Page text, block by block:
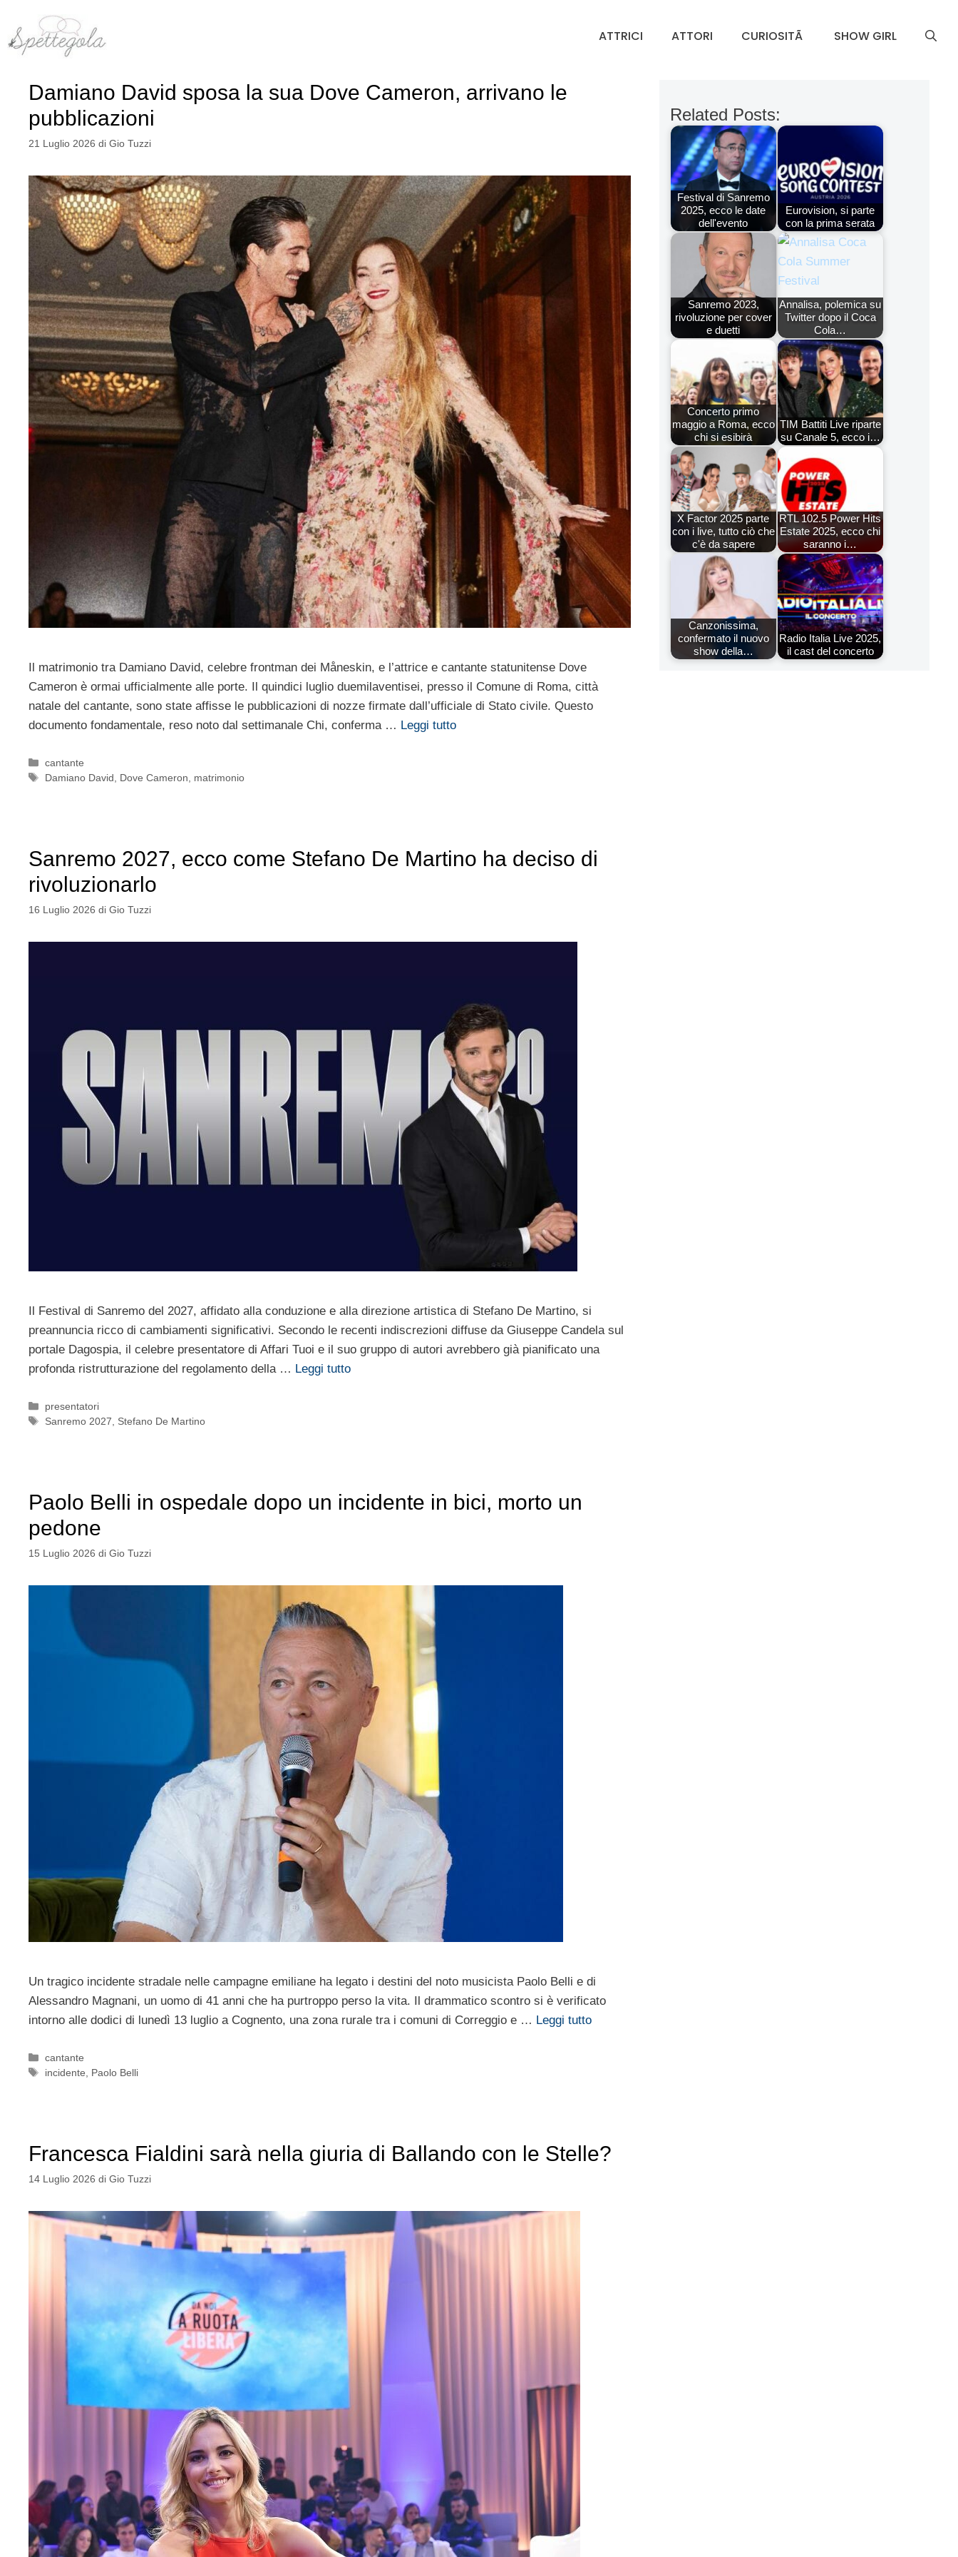
contenuto
ATTRICI ATTORI CURIOSITÃ SHOW GIRL
Damiano David sposa la sua Dove Cameron, arrivano le
pubblicazioni
21 Luglio 2026 di Gio Tuzzi
Il matrimonio tra Damiano David, celebre frontman dei Måneskin, e l’attrice e cantante statunitense Dove
Cameron è ormai ufficialmente alle porte. Il quindici luglio duemilaventisei, presso il Comune di Roma, città
natale del cantante, sono state affisse le pubblicazioni di nozze firmate dall’ufficiale di Stato civile. Questo
documento fondamentale, reso noto dal settimanale Chi, conferma … Leggi tutto
Categorie
cantante
Tag
Damiano David Dove Cameron matrimonio
Sanremo 2027, ecco come Stefano De Martino ha deciso di
rivoluzionarlo
16 Luglio 2026 di Gio Tuzzi
Il Festival di Sanremo del 2027, affidato alla conduzione e alla direzione artistica di Stefano De Martino, si
preannuncia ricco di cambiamenti significativi. Secondo le recenti indiscrezioni diffuse da Giuseppe Candela sul
portale Dagospia, il celebre presentatore di Affari Tuoi e il suo gruppo di autori avrebbero già pianificato una
profonda ristrutturazione del regolamento della … Leggi tutto
Categorie
presentatori
Tag
Sanremo 2027 Stefano De Martino
Paolo Belli in ospedale dopo un incidente in bici, morto un
pedone
15 Luglio 2026 di Gio Tuzzi
Un tragico incidente stradale nelle campagne emiliane ha legato i destini del noto musicista Paolo Belli e di
Alessandro Magnani, un uomo di 41 anni che ha purtroppo perso la vita. Il drammatico scontro si è verificato
intorno alle dodici di lunedì 13 luglio a Cognento, una zona rurale tra i comuni di Correggio e … Leggi tutto
Categorie
cantante
Tag
incidente Paolo Belli
Francesca Fialdini sarà nella giuria di Ballando con le Stelle?
14 Luglio 2026 di Gio Tuzzi
Related Posts:
Festival di Sanremo
2025, ecco le date
dell'evento
Eurovision, si parte
con la prima serata
Sanremo 2023,
rivoluzione per cover
e duetti
Annalisa, polemica su
Twitter dopo il Coca
Cola…
Concerto primo
maggio a Roma, ecco
chi si esibirà
TIM Battiti Live riparte
su Canale 5, ecco i…
X Factor 2025 parte
con i live, tutto ciò che
c'è da sapere
RTL 102.5 Power Hits
Estate 2025, ecco chi
saranno i…
Canzonissima,
confermato il nuovo
show della…
Radio Italia Live 2025,
il cast del concerto